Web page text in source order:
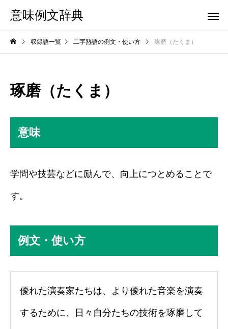
意味例文辞典
収録語一覧 二字熟語の例文・使い方 琢磨（たくま）
琢磨（たくま）
意味
学問や技芸などに励んで、向上につとめることで
す。
例文・使い方
優れた演奏家たちは、より優れた音楽を演奏
するために、日々自分たちの技術を琢磨して